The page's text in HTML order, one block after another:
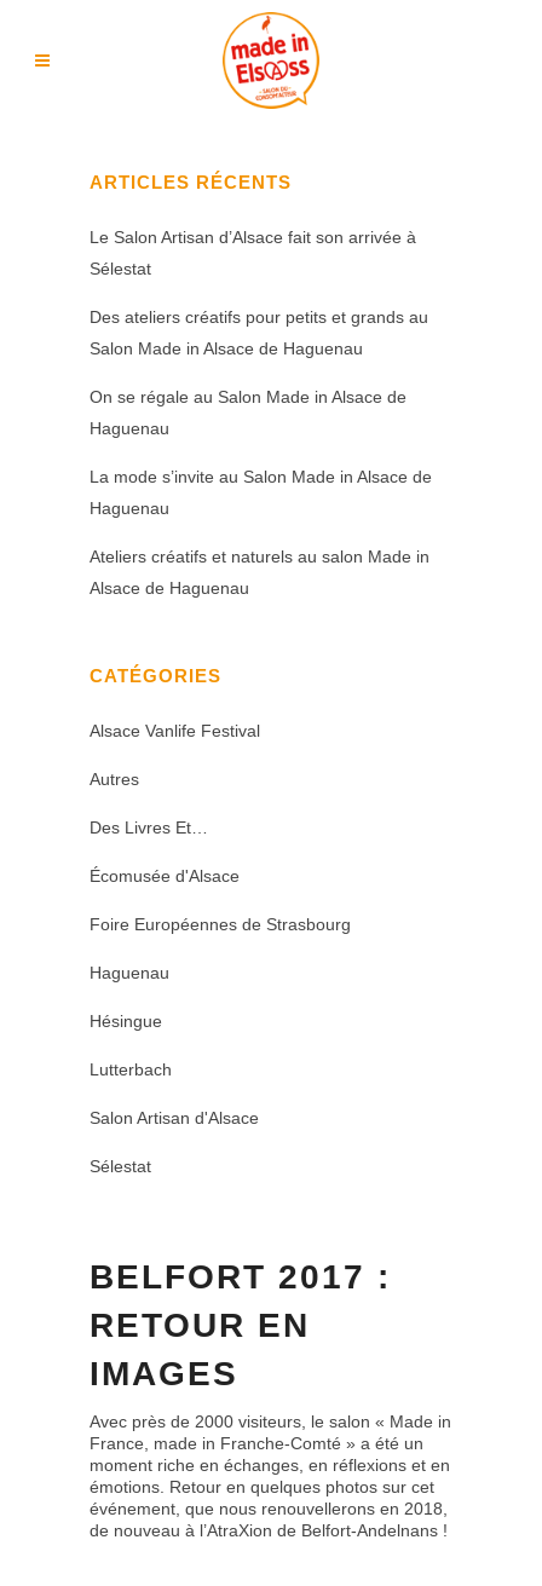
ARTICLES RÉCENTS
Le Salon Artisan d’Alsace fait son arrivée à
Sélestat
Des ateliers créatifs pour petits et grands au
Salon Made in Alsace de Haguenau
On se régale au Salon Made in Alsace de
Haguenau
La mode s’invite au Salon Made in Alsace de
Haguenau
Ateliers créatifs et naturels au salon Made in
Alsace de Haguenau
CATÉGORIES
Alsace Vanlife Festival
Autres
Des Livres Et…
Écomusée d'Alsace
Foire Européennes de Strasbourg
Haguenau
Hésingue
Lutterbach
Salon Artisan d'Alsace
Sélestat
BELFORT 2017 :
RETOUR EN
IMAGES
Avec près de 2000 visiteurs, le salon « Made in
France, made in Franche-Comté » a été un
moment riche en échanges, en réflexions et en
émotions. Retour en quelques photos sur cet
événement, que nous renouvellerons en 2018,
de nouveau à l’AtraXion de Belfort-Andelnans !